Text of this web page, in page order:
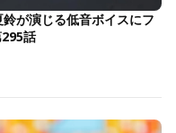
が演じる低音ボイスにフ
話